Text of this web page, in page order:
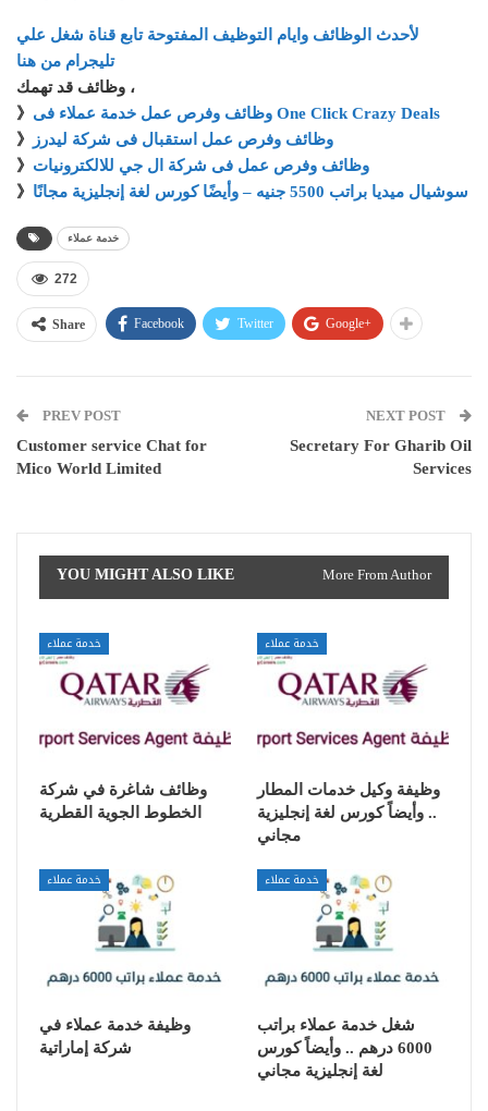
لأحدث الوظائف وايام التوظيف المفتوحة تابع قناة شغل علي
تليجرام من هنا
وظائف قد تهمك ،
》
وظائف وفرص عمل خدمة عملاء فى One Click Crazy Deals
》
وظائف وفرص عمل استقبال فى شركة ليدرز
》 وظائف وفرص عمل فى شركة ال جي للالكترونيات
》
سوشيال ميديا براتب 5500 جنيه – وأيضًا كورس لغة إنجليزية مجانًا
خدمة عملاء
272
Share Facebook Twitter Google+
PREV POST
Customer service Chat for
Mico World Limited
NEXT POST
Secretary For Gharib Oil
Services
YOU MIGHT ALSO LIKE More From Author
خدمة عملاء
وظائف شاغرة في شركة
الخطوط الجوية القطرية
خدمة عملاء
وظيفة وكيل خدمات المطار
.. وأيضاً كورس لغة إنجليزية
مجاني
خدمة عملاء
وظيفة خدمة عملاء في
شركة إماراتية
خدمة عملاء
شغل خدمة عملاء براتب
6000 درهم .. وأيضاً كورس
لغة إنجليزية مجاني